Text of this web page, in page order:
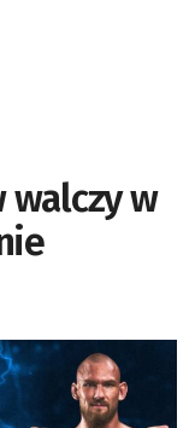
walczy w